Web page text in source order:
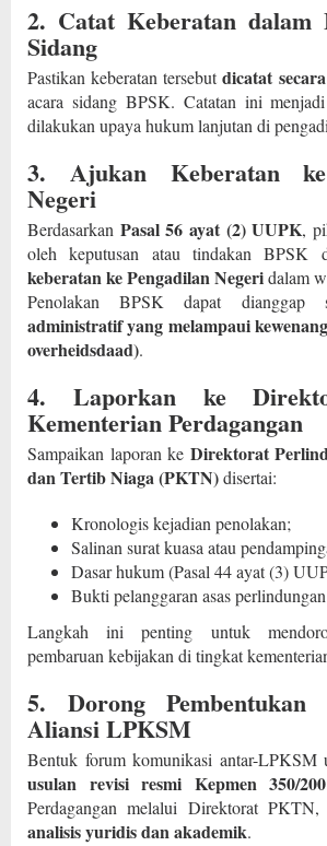
2. Catat Keberatan dalam
Sidang
Pastikan keberatan tersebutdicatat
acara sidang BPSK. Catatan ini
dilakukan upaya hukum lanjutan di
3. Ajukan Keberatan ke
Negeri
Berdasarkan Pasal 56 ayat (2) UUPK,
oleh keputusan atau tindakan BPSK
keberatan ke Pengadilan Negeridalam
Penolakan BPSK dapat dianggap
administratif yang melampaui
overheidsdaad).
4. Laporkan ke
Kementerian Perdagangan
Sampaikan laporan ke Direktorat
dan Tertib Niaga (PKTN)disertai:
Kronologis kejadian penolakan;
Salinan surat kuasa atau
Dasar hukum (Pasal 44 ayat (3)
Bukti pelanggaran asas
Langkah ini penting untuk
pembaruan kebijakan di tingkat
5. Dorong
Aliansi LPKSM
Bentuk forum komunikasi antar-LPKSM
usulan revisi resmi Kepmen 350/
Perdagangan melalui Direktorat
analisis yuridis dan akademik.